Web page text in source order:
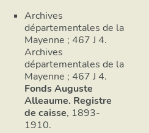
Archives
départementales de la
Mayenne ; 467 J 4.
Archives
départementales de la
Mayenne ; 467 J 4.
Fonds Auguste
Alleaume. Registre
de caisse, 1893-
1910.